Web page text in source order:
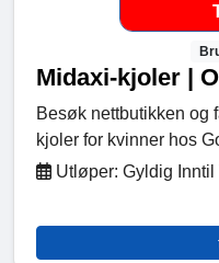
Midaxi-kjoler |
Besøk nettbutikken og
kjoler for kvinner hos
Utløper: Gyldig Inntil